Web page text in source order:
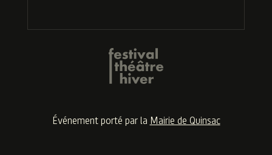
Événement porté par la Mairie de Quinsac